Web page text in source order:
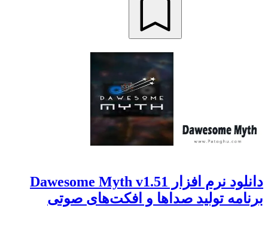
دانلود نرم افزار Dawesome Myth v1.51
برنامه تولید صداها و افکت‌های صوتی